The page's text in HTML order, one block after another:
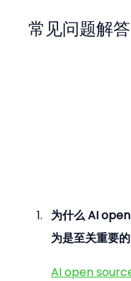
常见问题解答
为什么 AI
为是至关重要
AI open